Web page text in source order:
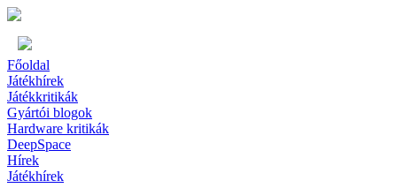
Főoldal
Játékhírek
Játékkritikák
Gyártói blogok
Hardware kritikák
DeepSpace
Hírek
Játékhírek